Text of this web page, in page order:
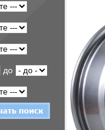
до